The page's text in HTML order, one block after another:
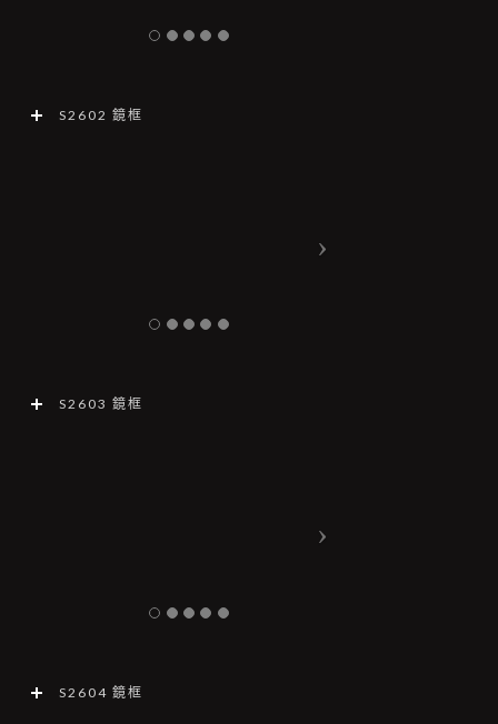
S2602 鏡框
S2603 鏡框
S2604 鏡框